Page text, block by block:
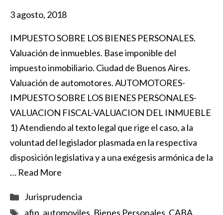
3 agosto, 2018
IMPUESTO SOBRE LOS BIENES PERSONALES.
Valuación de inmuebles. Base imponible del
impuesto inmobiliario. Ciudad de Buenos Aires.
Valuación de automotores. AUTOMOTORES-
IMPUESTO SOBRE LOS BIENES PERSONALES-
VALUACION FISCAL-VALUACION DEL INMUEBLE
1) Atendiendo al texto legal que rige el caso, a la
voluntad del legislador plasmada en la respectiva
disposición legislativa y a una exégesis armónica de la
… Read More
Categorías
Jurisprudencia
Etiquetas
afip, automoviles, Bienes Personales, CABA,